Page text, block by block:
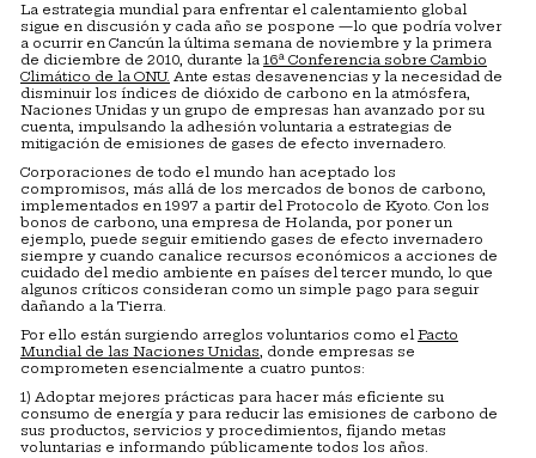
La estrategia mundial para enfrentar el calentamiento global
sigue en discusión y cada año se pospone —lo que podría volver
a ocurrir en Cancún la última semana de noviembre y la primera
de diciembre de 2010, durante la 16ª Conferencia sobre Cambio
Climático de la ONU. Ante estas desavenencias y la necesidad de
disminuir los índices de dióxido de carbono en la atmósfera,
Naciones Unidas y un grupo de empresas han avanzado por su
cuenta, impulsando la adhesión voluntaria a estrategias de
mitigación de emisiones de gases de efecto invernadero.
Corporaciones de todo el mundo han aceptado los
compromisos, más allá de los mercados de bonos de carbono,
implementados en 1997 a partir del Protocolo de Kyoto. Con los
bonos de carbono, una empresa de Holanda, por poner un
ejemplo, puede seguir emitiendo gases de efecto invernadero
siempre y cuando canalice recursos económicos a acciones de
cuidado del medio ambiente en países del tercer mundo, lo que
algunos críticos consideran como un simple pago para seguir
dañando a la Tierra.
Por ello están surgiendo arreglos voluntarios como elPacto
Mundial de las Naciones Unidas, donde empresas se
comprometen esencialmente a cuatro puntos:
1) Adoptar mejores prácticas para hacer más eficiente su
consumo de energía y para reducir las emisiones de carbono de
sus productos, servicios y procedimientos, fijando metas
voluntarias e informando públicamente todos los años.